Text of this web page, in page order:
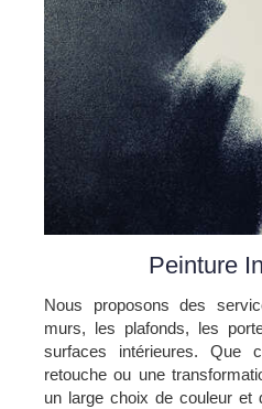
Peinture
Nous proposons des
murs, les plafonds, les
surfaces intérieures. Que
retouche ou une
un large choix de couleur et